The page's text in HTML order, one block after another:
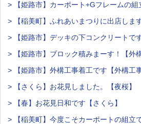
> 【姫路市】カーポート+Gフレームの組
> 【稲美町】ふれあいまつりに出店しま
> 【姫路市】デッキの下コンクリートで
> 【姫路市】ブロック積みまーす！【外
> 【姫路市】外構工事着工です【外構工
> 【さくら】お花見しました。【夜桜】
> 【春】お花見日和です【さくら】
> 【稲美町】今度こそカーポートの組立